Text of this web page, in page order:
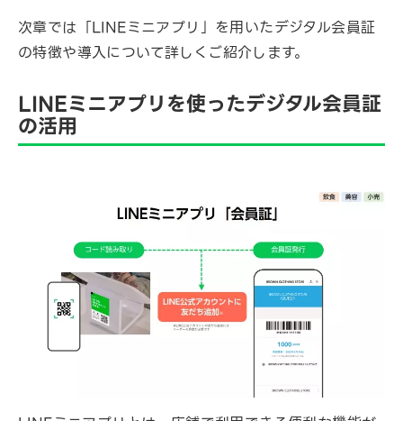
次章では「LINEミニアプリ」を用いたデジタル会員証
の特徴や導入について詳しくご紹介します。
LINEミニアプリを使ったデジタル会員証
の活用